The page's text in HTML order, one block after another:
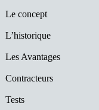
Le concept
L’historique
Les Avantages
Contracteurs
Tests